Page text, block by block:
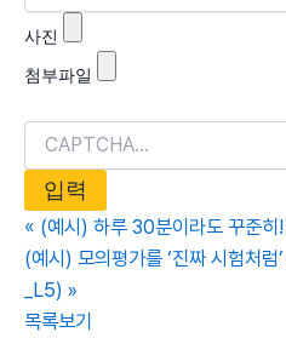
사진
첨부파일
« (예시) 하루 30분이라도 꾸준
(예시) 모의평가를 ‘진짜 시험처
_L5) »
목록보기